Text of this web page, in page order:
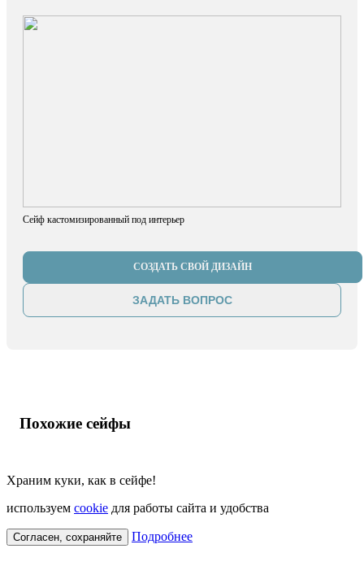
Сейф кастомизированный под интерьер
СОЗДАТЬ СВОЙ ДИЗАЙН
ЗАДАТЬ ВОПРОС
Похожие сейфы
Храним куки, как в сейфе!
используем cookie для работы сайта и удобства
Согласен, сохраняйте Подробнее